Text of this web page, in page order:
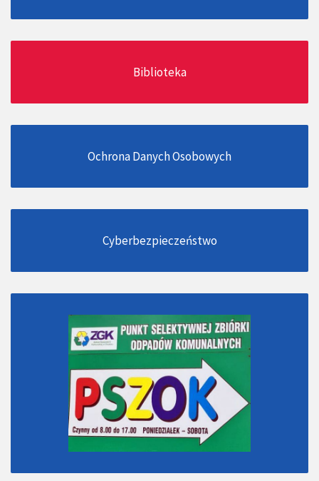
Biblioteka
Ochrona Danych Osobowych
Cyberbezpieczeństwo